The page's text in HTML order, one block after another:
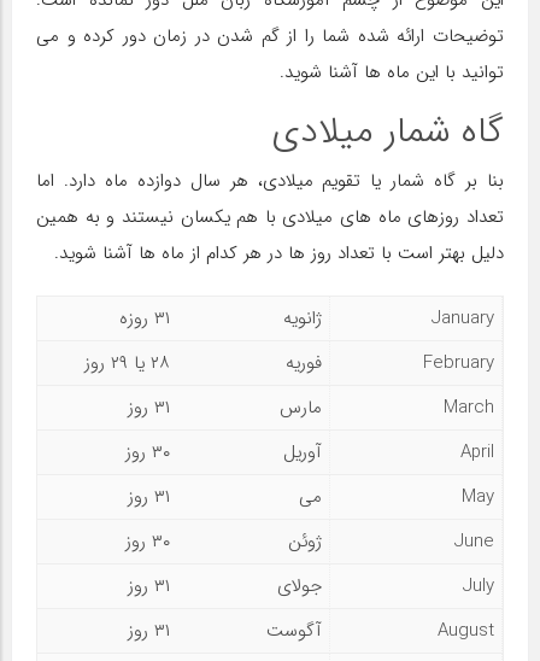
توضیحات ارائه شده شما را از گم شدن در زمان دور کرده و می
توانید با این ماه ها آشنا شوید.
گاه شمار میلادی
بنا بر گاه شمار یا تقویم میلادی، هر سال دوازده ماه دارد. اما
تعداد روزهای ماه های میلادی با هم یکسان نیستند و به همین
دلیل بهتر است با تعداد روز ها در هر کدام از ماه ها آشنا شوید.
January ژانویه
۳۱ روزه
February
فوریه
۲۸ یا ۲۹ روز
March
مارس
۳۱ روز
April
آوریل
۳۰ روز
May
می
۳۱ روز
June
ژوئن
۳۰ روز
July
جولای
۳۱ روز
August
آگوست
۳۱ روز